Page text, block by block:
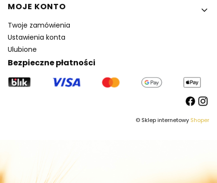
MOJE KONTO
Twoje zamówienia
Ustawienia konta
Ulubione
Bezpieczne płatności
© Sklep internetowy Shoper